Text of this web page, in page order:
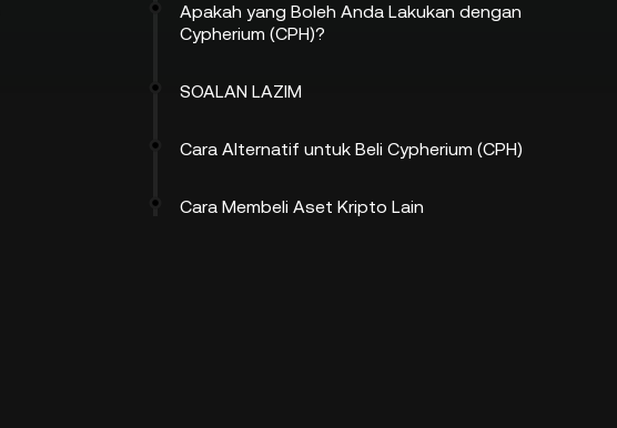
Apakah yang Boleh Anda Lakukan dengan
Cypherium (CPH)?
SOALAN LAZIM
Cara Alternatif untuk Beli Cypherium (CPH)
Cara Membeli Aset Kripto Lain